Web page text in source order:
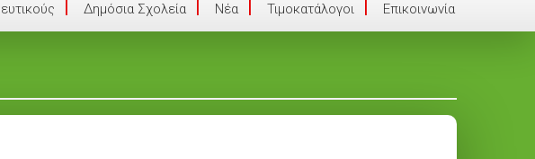
Δημόσια Σχολεία Νέα Τιμοκατάλογοι Επικοινωνία